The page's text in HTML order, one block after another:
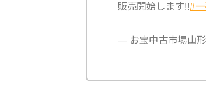
販売開始します!!#
— お宝中古市場山